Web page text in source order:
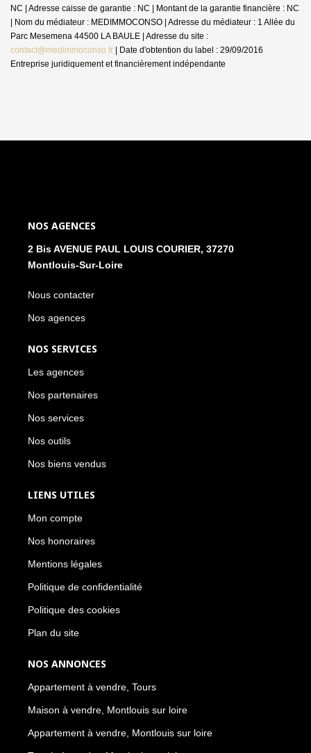
NC | Adresse caisse de garantie : NC | Montant de la garantie financière : NC
| Nom du médiateur : MEDIMMOCONSO | Adresse du médiateur : 1 Allée du
Parc Mesemena 44500 LA BAULE | Adresse du site :
contact@medimmoconso.fr | Date d'obtention du label : 29/09/2016
Entreprise juridiquement et financièrement indépendante
NOS AGENCES
2 Bis AVENUE PAUL LOUIS COURIER, 37270
Montlouis-Sur-Loire
Nous contacter
Nos agences
NOS SERVICES
Les agences
Nos partenaires
Nos services
Nos outils
Nos biens vendus
LIENS UTILES
Mon compte
Nos honoraires
Mentions légales
Politique de confidentialité
Politique des cookies
Plan du site
NOS ANNONCES
Appartement à vendre, Tours
Maison à vendre, Montlouis sur loire
Appartement à vendre, Montlouis sur loire